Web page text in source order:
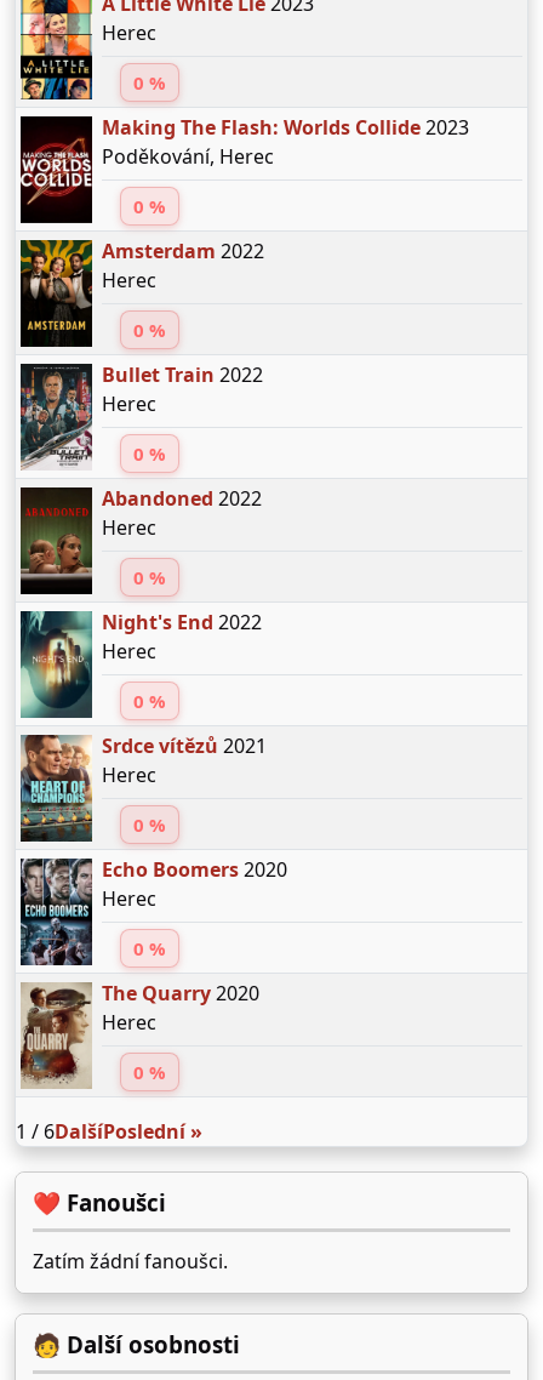
Herec
0 %
Making The Flash: Worlds Collide2023
Poděkování, Herec
0 %
Amsterdam 2022
Herec
0 %
Bullet Train 2022
Herec
0 %
Abandoned 2022
Herec
0 %
Night's End 2022
Herec
0 %
Srdce vítězů 2021
Herec
0 %
Echo Boomers2020
Herec
0 %
The Quarry2020
Herec
0 %
1 / 6DalšíPoslední »
❤️ Fanoušci
Zatím žádní fanoušci.
🧑 Další osobnosti